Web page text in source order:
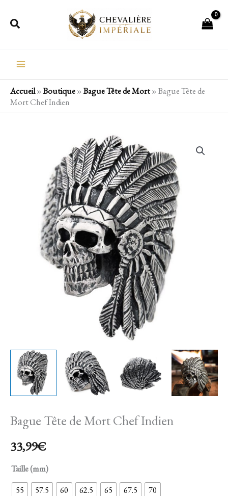
Rechercher
Accueil»Boutique»Bague Tête de Mort»Bague Tête de
Mort Chef Indien
Bague Tête de Mort Chef Indien
33,99€
Taille (mm)
55 57.5 60 62.5 65 67.5 70